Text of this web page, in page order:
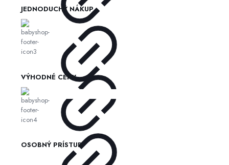
JEDNODUCHÝ NÁKUP
VÝHODNÉ CENY
OSOBNÝ PRÍSTUP